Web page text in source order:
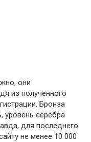
они
из полученного
Бронза
уровень серебра
для последнего
не менее 10 000